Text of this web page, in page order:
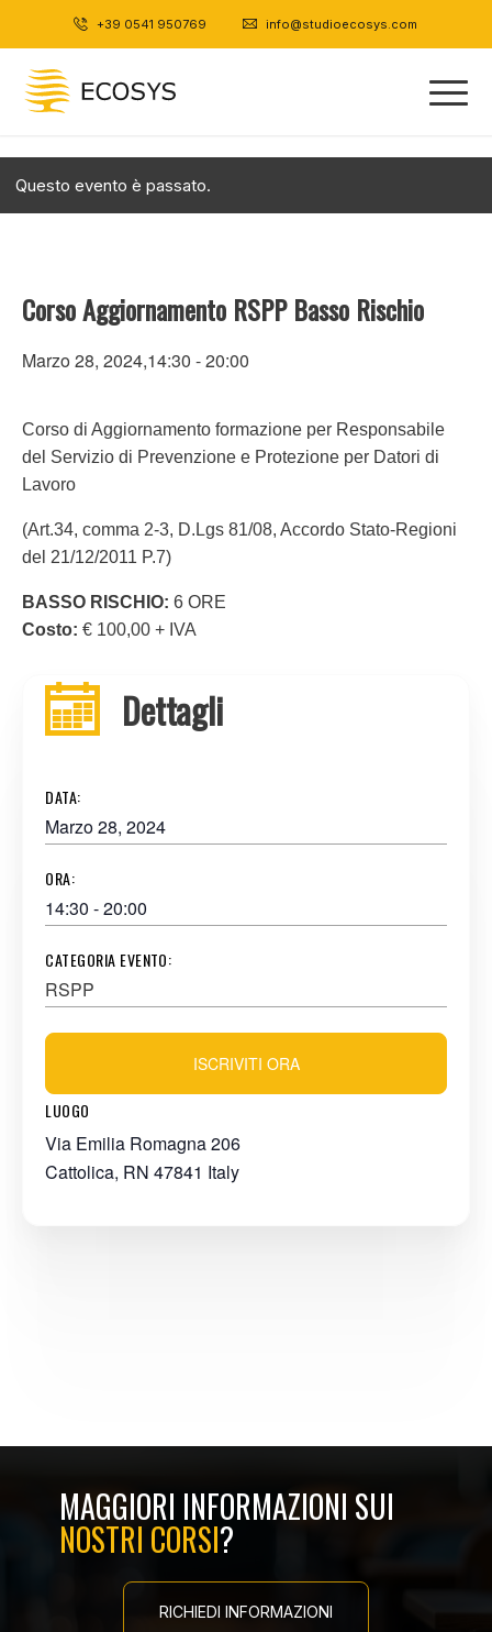
+39 0541 950769 info@studioecosys.com
Questo evento è passato.
Corso Aggiornamento RSPP Basso Rischio
Marzo 28, 2024,14:30 -20:00
Corso di Aggiornamento formazione per Responsabile
del Servizio di Prevenzione e Protezione per Datori di
Lavoro
(Art.34, comma 2-3, D.Lgs 81/08, Accordo Stato-Regioni
del 21/12/2011 P.7)
BASSO RISCHIO: 6 ORE
Costo: € 100,00 + IVA
Dettagli
DATA:
Marzo 28, 2024
ORA:
14:30 - 20:00
CATEGORIA EVENTO:
RSPP
LUOGO
Via Emilia Romagna 206
Cattolica, RN 47841 Italy
ISCRIVITI ORA
MAGGIORI INFORMAZIONI SUI
NOSTRI CORSI?
RICHIEDI INFORMAZIONI